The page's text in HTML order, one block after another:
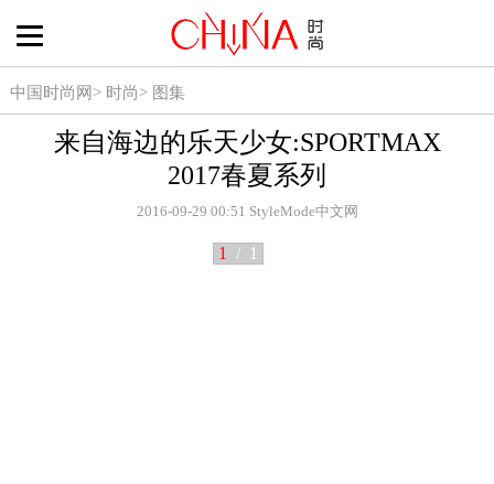
中国时尚网 > 时尚> 图集
来自海边的乐天少女:SPORTMAX
2017春夏系列
2016-09-29 00:51 StyleMode中文网
1 / 1